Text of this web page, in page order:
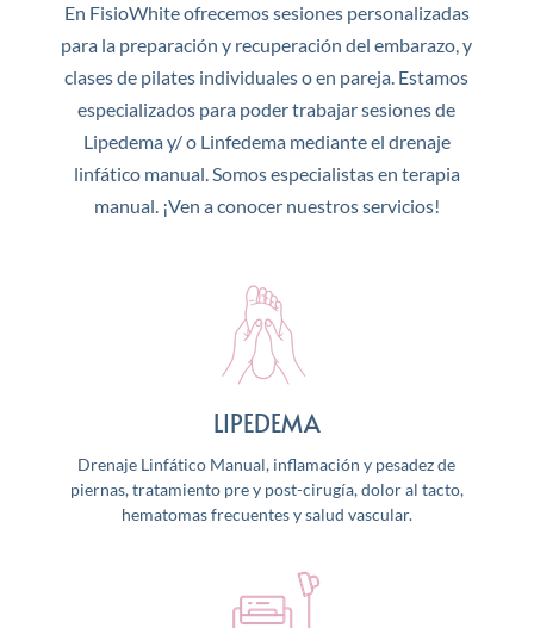
En FisioWhite ofrecemos sesiones personalizadas
para la preparación y recuperación del embarazo, y
clases de pilates individuales o en pareja. Estamos
especializados para poder trabajar sesiones de
Lipedema y/ o Linfedema mediante el drenaje
linfático manual. Somos especialistas en terapia
manual. ¡Ven a conocer nuestros servicios!
LIPEDEMA
Drenaje Linfático Manual, inflamación y pesadez de
piernas, tratamiento pre y post-cirugía, dolor al tacto,
hematomas frecuentes y salud vascular.